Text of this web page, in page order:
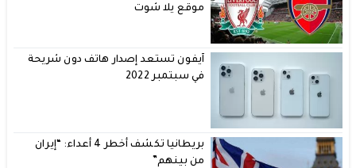
موقع يلا شوت
آيفون تستعد إصدار هاتف دون شريحة
في سبتمبر 2022
بريطانيا تكشف أخطر 4 أعداء: “إيران
من بينهم”